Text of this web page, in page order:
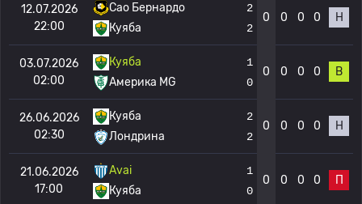
12.07.2026
22:00
Сао Бернардо
Куяба
2
2
0 0 0 0 Н
03.07.2026
02:00
Куяба
Америка MG
1
0
0 0 0 0 В
26.06.2026
02:30
Куяба
Лондрина
2
2
0 0 0 0 Н
21.06.2026
17:00
Avai
Куяба
1
0
0 0 0 0 П